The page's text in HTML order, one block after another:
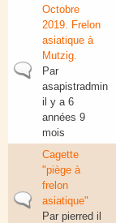
Sujet normal
Octobre
2019. Frelon
asiatique à
Mutzig.
Par
asapistradmin
il y a 6
années 9
mois
Sujet normal
Cagette
"piège à
frelon
asiatique"
Par pierred il